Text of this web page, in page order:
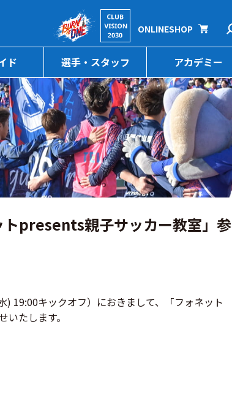
ド 選手・スタッフ アカデミー
ONLINESHOP
トpresents親子サッカー教室」参
19:00キックオフ）におきまして、「フォネット
たします。